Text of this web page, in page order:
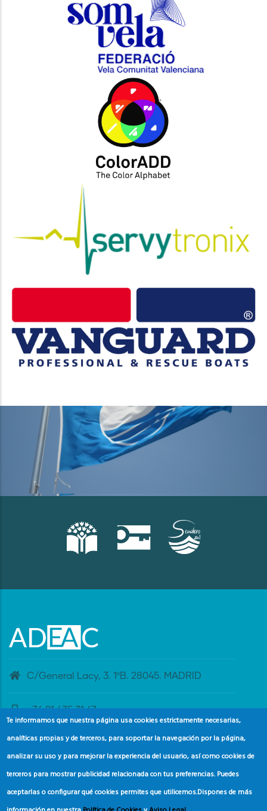
C/General Lacy, 3. 1ºB. 28045. MADRID
+34 91 435 31 47
banderaazul@adeac.es
Te informamos que nuestra página usa cookies estrictamente necesarias,
analíticas propias y de terceros, para soportar la navegación por la página,
analizar su uso y para mejorar la experiencia del usuario, así como cookies de
terceros para mostrar publicidad relacionada con tus preferencias. Puedes
aceptarlas o configurar qué cookies permites que utilicemos.Dispones de más